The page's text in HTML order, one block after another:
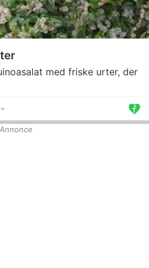
med friske urter, der
Annonce